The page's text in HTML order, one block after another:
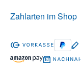
Zahlarten im Shop